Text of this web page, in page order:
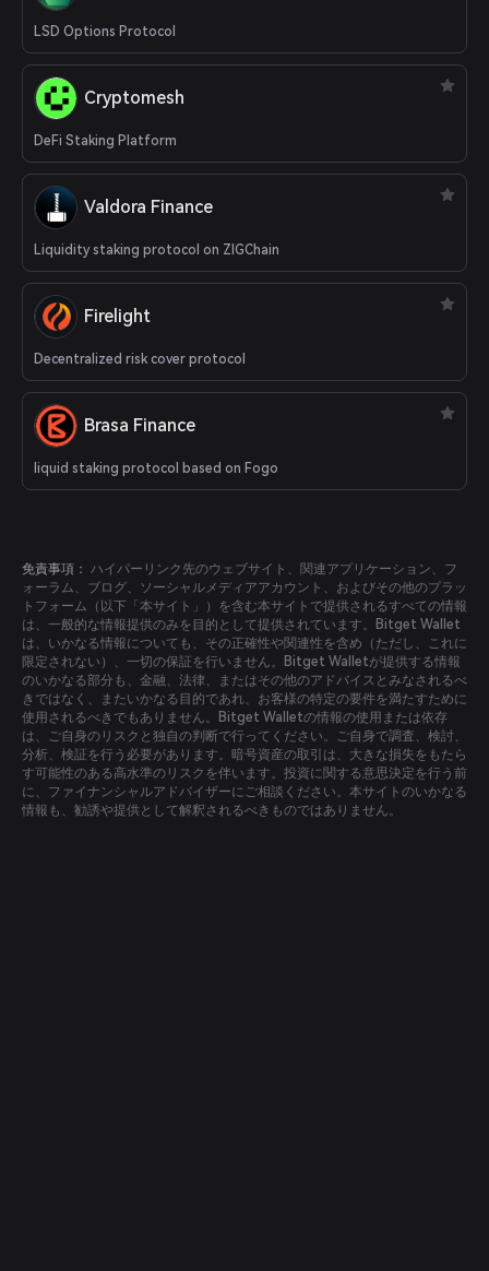
LSD Options Protocol
Cryptomesh
DeFi Staking Platform
Valdora Finance
Liquidity staking protocol on ZIGChain
Firelight
Decentralized risk cover protocol
Brasa Finance
liquid staking protocol based on Fogo
免責事項： ハイパーリンク先のウェブサイト、関連アプリケーション、フ
ォーラム、ブログ、ソーシャルメディアアカウント、およびその他のプラッ
トフォーム（以下「本サイト」）を含む本サイトで提供されるすべての情報
は、一般的な情報提供のみを目的として提供されています。Bitget Wallet
は、いかなる情報についても、その正確性や関連性を含め（ただし、これに
限定されない）、一切の保証を行いません。Bitget Walletが提供する情報
のいかなる部分も、金融、法律、またはその他のアドバイスとみなされるべ
きではなく、またいかなる目的であれ、お客様の特定の要件を満たすために
使用されるべきでもありません。Bitget Walletの情報の使用または依存
は、ご自身のリスクと独自の判断で行ってください。ご自身で調査、検討、
分析、検証を行う必要があります。暗号資産の取引は、大きな損失をもたら
す可能性のある高水準のリスクを伴います。投資に関する意思決定を行う前
に、ファイナンシャルアドバイザーにご相談ください。本サイトのいかなる
情報も、勧誘や提供として解釈されるべきものではありません。